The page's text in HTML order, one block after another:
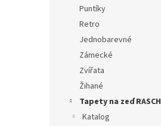
Puntíky
Retro
Jednobarevné
Zámecké
Zvířata
Žihané
Tapety na zeď RASCH
Katalog